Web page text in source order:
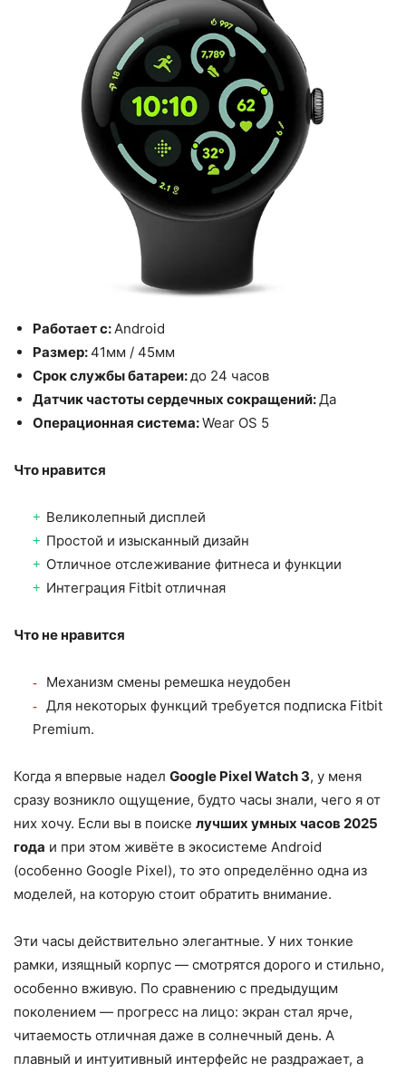
Работает с: Android
Размер:41мм / 45мм
Срок службы батареи:до 24 часов
Датчик частоты сердечных сокращений: Да
Операционная система:Wear OS 5
Что нравится
Великолепный дисплей
Простой и изысканный дизайн
Отличное отслеживание фитнеса и функции
Интеграция Fitbit отличная
Что не нравится
Механизм смены ремешка неудобен
Для некоторых функций требуется подписка Fitbit
Premium.
Когда я впервые надел Google Pixel Watch 3, у меня
сразу возникло ощущение, будто часы знали, чего я от
них хочу. Если вы в поиске лучших умных часов 2025
года и при этом живёте в экосистеме Android
(особенно Google Pixel), то это определённо одна из
моделей, на которую стоит обратить внимание.
Эти часы действительно элегантные. У них тонкие
рамки, изящный корпус — смотрятся дорого и стильно,
особенно вживую. По сравнению с предыдущим
поколением — прогресс на лицо: экран стал ярче,
читаемость отличная даже в солнечный день. А
плавный и интуитивный интерфейс не раздражает, а